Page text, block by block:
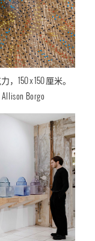
150 x 150 厘米。
Allison Borgo